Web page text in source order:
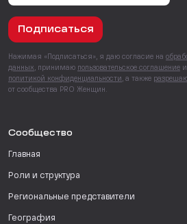
Подписаться
Нажимая «Подписаться», я даю согласие на
данных , принимаю пользовательское соглашение
политикой конфиденциальности , а также
от сообщества PRO Женщин.
Сообщество
Главная
Роли и структура
Региональные представители
География